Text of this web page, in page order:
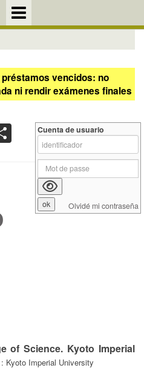
vencidos: no
ni rendir exámenes finales
of Science. Kyoto Imperial
Kyoto Imperial University
Cuenta de usuario
Olvidé mi contraseña